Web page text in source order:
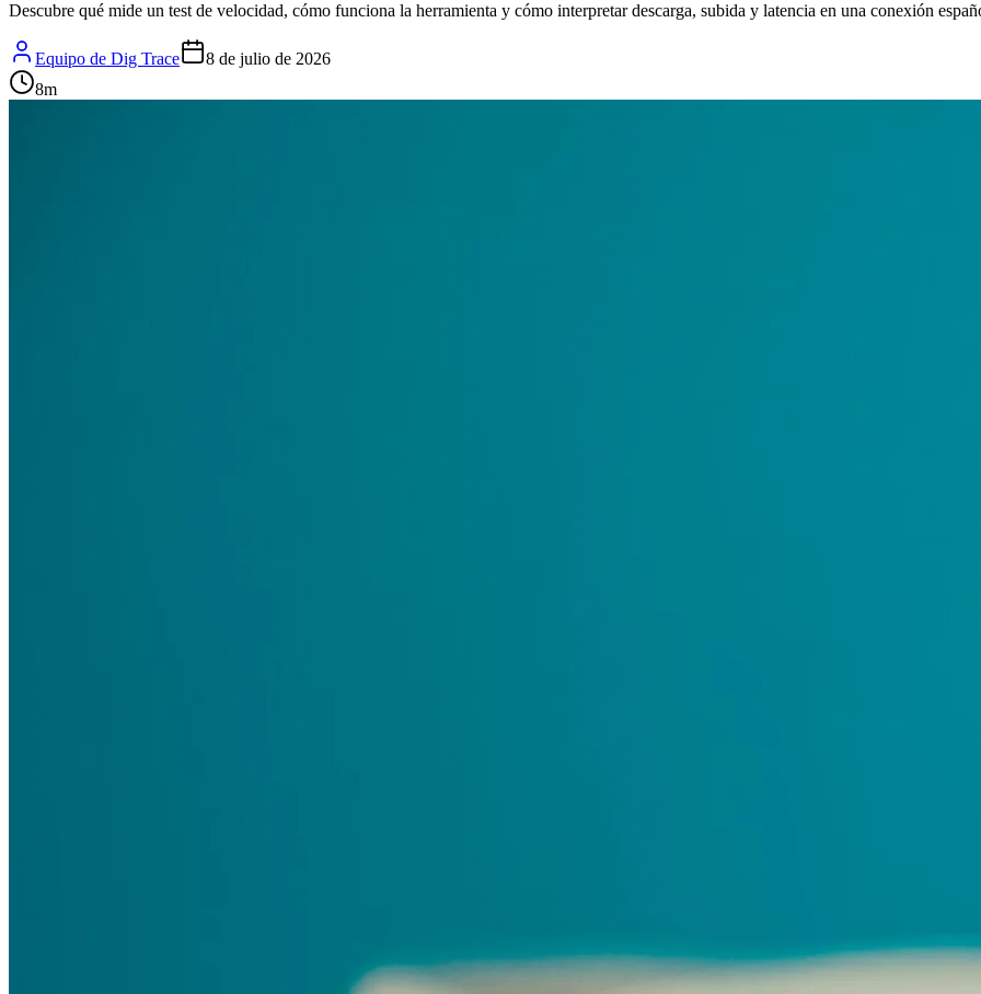
Descubre qué mide un test de velocidad, cómo funciona la herramienta y cómo interpretar descarga, subida y latencia en una conexión
Equipo de Dig Trace
8 de julio de 2026
8m